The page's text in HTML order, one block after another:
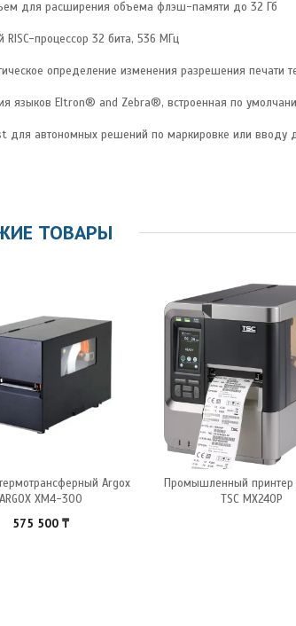
для расширения объема флэш-памяти до 32 Гб
процессор 32 бита, 536 МГц
определение изменения разрешения печати
языков Eltron® and Zebra®, встроенная по
для автономных решений по маркировке или вводу
ТОВАРЫ
Argox
ARGOX XM4-300
575 500 ₸
Промышленный принтер
TSC MX240P